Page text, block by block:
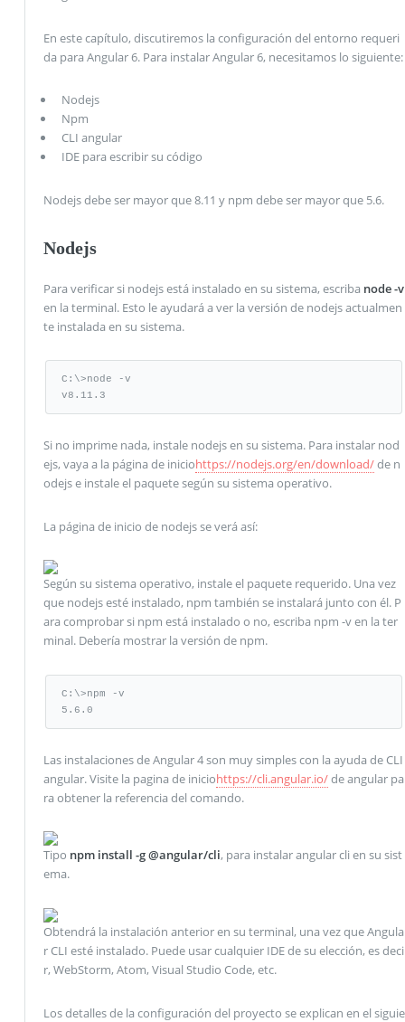
En este capítulo, discutiremos la configuración del entorno requeri
da para Angular 6. Para instalar Angular 6, necesitamos lo siguiente:
Nodejs
Npm
CLI angular
IDE para escribir su código
Nodejs debe ser mayor que 8.11 y npm debe ser mayor que 5.6.
Nodejs
Para verificar si nodejs está instalado en su sistema, escriba node -v
en la terminal. Esto le ayudará a ver la versión de nodejs actualmen
te instalada en su sistema.
C:\>node -v
v8.11.3
Si no imprime nada, instale nodejs en su sistema. Para instalar nod
ejs, vaya a la página de iniciohttps://nodejs.org/en/download/de n
odejs e instale el paquete según su sistema operativo.
La página de inicio de nodejs se verá así:
Según su sistema operativo, instale el paquete requerido. Una vez
que nodejs esté instalado, npm también se instalará junto con él. P
ara comprobar si npm está instalado o no, escriba npm -v en la ter
minal. Debería mostrar la versión de npm.
C:\>npm -v
5.6.0
Las instalaciones de Angular 4 son muy simples con la ayuda de CLI
angular. Visite la pagina de iniciohttps://cli.angular.io/de angular pa
ra obtener la referencia del comando.
Tipo npm install -g @angular/cli, para instalar angular cli en su sist
ema.
Obtendrá la instalación anterior en su terminal, una vez que Angula
r CLI esté instalado. Puede usar cualquier IDE de su elección, es deci
r, WebStorm, Atom, Visual Studio Code, etc.
Los detalles de la configuración del proyecto se explican en el siguie